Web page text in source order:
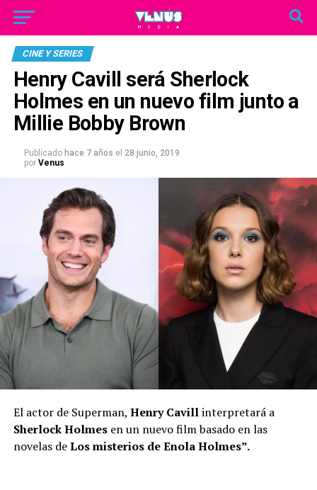
CINE Y SERIES
Henry Cavill será Sherlock
Holmes en un nuevo film junto a
Millie Bobby Brown
Publicado hace 7 años el 28 junio, 2019
por Venus
El actor de Superman, Henry Cavillinterpretará a
Sherlock Holmesen un nuevo film basado en las
novelas deLos misterios de Enola Holmes”.